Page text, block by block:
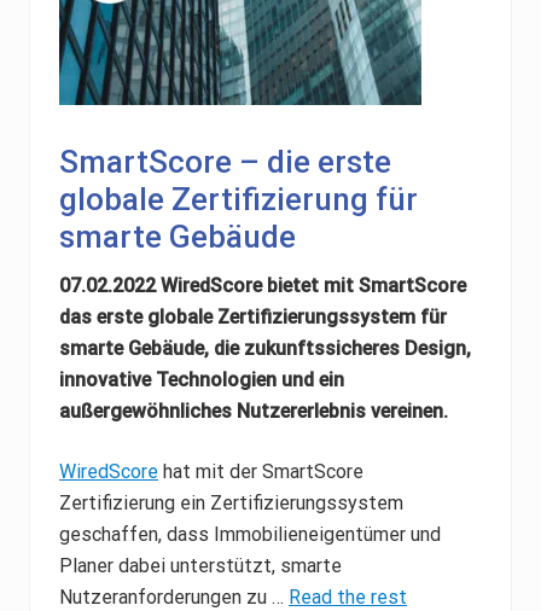
SmartScore – die erste
globale Zertifizierung für
smarte Gebäude
07.02.2022 WiredScore bietet mit SmartScore
das erste globale Zertifizierungssystem für
smarte Gebäude, die zukunftssicheres Design,
innovative Technologien und ein
außergewöhnliches Nutzererlebnis vereinen.
WiredScore hat mit der SmartScore
Zertifizierung ein Zertifizierungssystem
geschaffen, dass Immobilieneigentümer und
Planer dabei unterstützt, smarte
Nutzeranforderungen zu … Read the rest